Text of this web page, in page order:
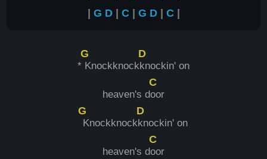
| G D| C | G D| C |
*
G
Knockknock
D
knockin' on
heaven's d
C
oor
G
Knockknock
D
knockin' on
heaven's d
C
oor